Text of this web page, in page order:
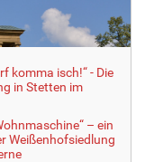
komma isch!“ - Die
in Stetten im
– ein
Weißenhofsiedlung